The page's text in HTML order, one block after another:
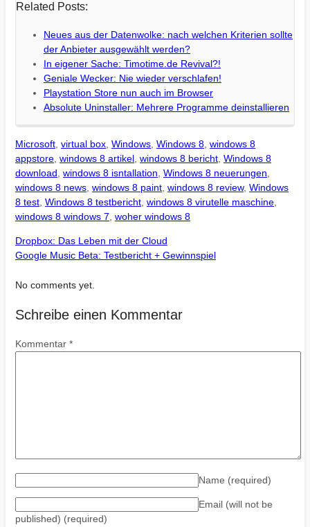
Related Posts:
Neues aus der Datenwolke: nach welchen Kriterien sollte
der Anbieter ausgewählt werden?
In eigener Sache: Timotime.de Revival?!
Geniale Wecker: Nie wieder verschlafen!
Playstation Store nun auch im Browser
Absolute Uninstaller: Mehrere Programme deinstallieren
Microsoft, virtual box, Windows, Windows 8, windows 8
appstore, windows 8 artikel, windows 8 bericht, Windows 8
download, windows 8 isntallation, Windows 8 neuerungen,
windows 8 news, windows 8 paint, windows 8 review, Windows
8 test, Windows 8 testbericht, windows 8 virutelle maschine,
windows 8 windows 7, woher windows 8
Dropbox: Das Leben mit der Cloud
Google Music Beta: Testbericht + Gewinnspiel
No comments yet.
Schreibe einen Kommentar
Kommentar *
Name (required)
Email (will not be
published) (required)